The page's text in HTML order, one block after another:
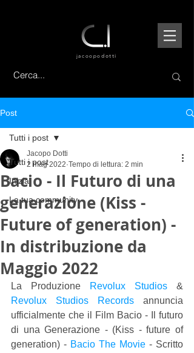
jacoopodotti
Post
Tutti i post
Inizia
La tua community
Tutti i post
Bacio - Il Futuro di una
generazione (Kiss -
Future of generation) -
In distribuzione da
Maggio 2022
Jacopo Dotti
2 mag 2022 Tempo di lettura: 2 min
La Produzione Revolux Studios
Revolux Studios Records annuncia
ufficialmente che il Film Bacio - Il futuro
di una Generazione - (Kiss - future of
generation) - Bacio The Movie - Scritto